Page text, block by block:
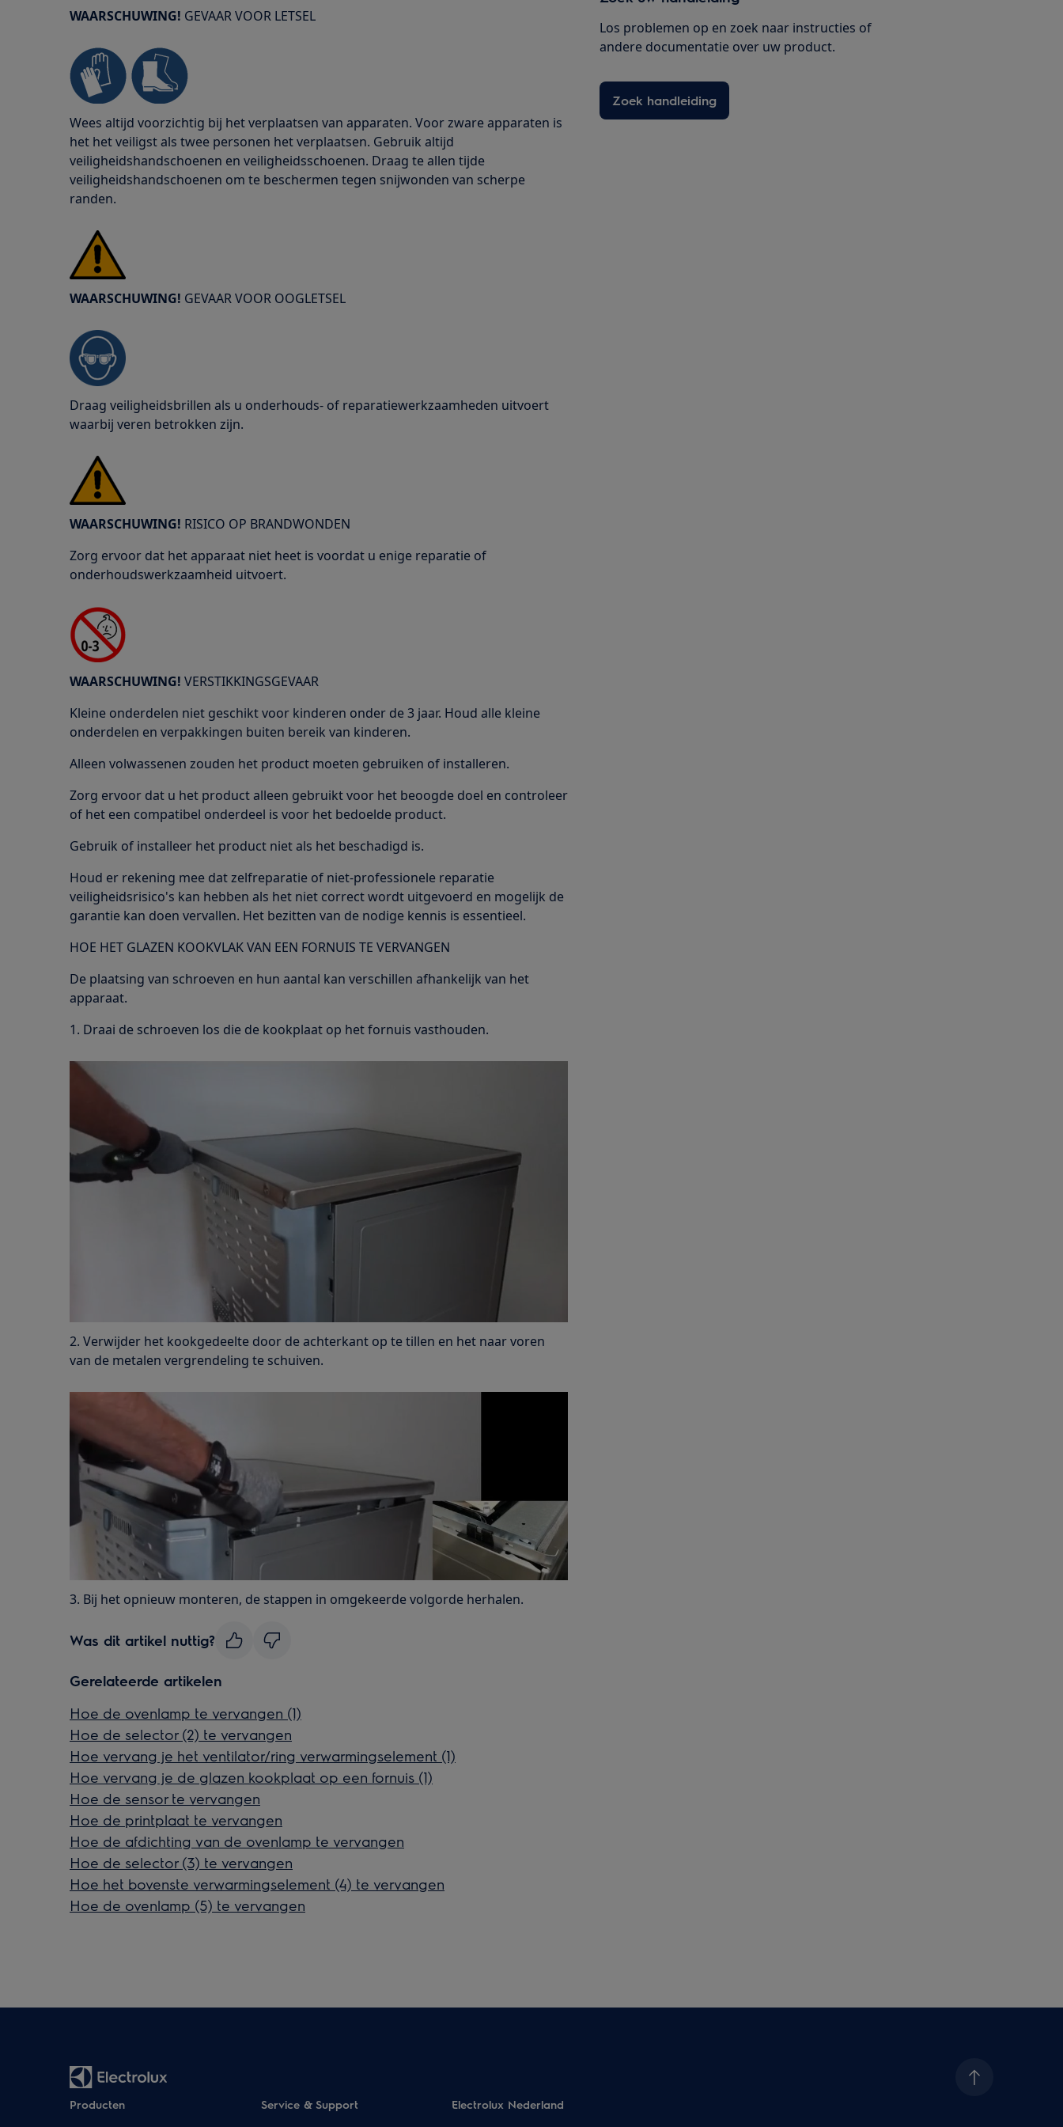
WAARSCHUWING! GEVAAR VOOR LETSEL
Wees altijd voorzichtig bij het verplaatsen van apparaten. Voor zware apparaten is
het het veiligst als twee personen het verplaatsen. Gebruik altijd
veiligheidshandschoenen en veiligheidsschoenen. Draag te allen tijde
veiligheidshandschoenen om te beschermen tegen snijwonden van scherpe
randen.
WAARSCHUWING! GEVAAR VOOR OOGLETSEL
Draag veiligheidsbrillen als u onderhouds- of reparatiewerkzaamheden uitvoert
waarbij veren betrokken zijn.
WAARSCHUWING! RISICO OP BRANDWONDEN
Zorg ervoor dat het apparaat niet heet is voordat u enige reparatie of
onderhoudswerkzaamheid uitvoert.
WAARSCHUWING! VERSTIKKINGSGEVAAR
Kleine onderdelen niet geschikt voor kinderen onder de 3 jaar. Houd alle kleine
onderdelen en verpakkingen buiten bereik van kinderen.
Alleen volwassenen zouden het product moeten gebruiken of installeren.
Zorg ervoor dat u het product alleen gebruikt voor het beoogde doel en controleer
of het een compatibel onderdeel is voor het bedoelde product.
Gebruik of installeer het product niet als het beschadigd is.
Houd er rekening mee dat zelfreparatie of niet-professionele reparatie
veiligheidsrisico's kan hebben als het niet correct wordt uitgevoerd en mogelijk de
garantie kan doen vervallen. Het bezitten van de nodige kennis is essentieel.
HOE HET GLAZEN KOOKVLAK VAN EEN FORNUIS TE VERVANGEN
De plaatsing van schroeven en hun aantal kan verschillen afhankelijk van het
apparaat.
1. Draai de schroeven los die de kookplaat op het fornuis vasthouden.
2. Verwijder het kookgedeelte door de achterkant op te tillen en het naar voren
van de metalen vergrendeling te schuiven.
3. Bij het opnieuw monteren, de stappen in omgekeerde volgorde herhalen.
Was dit artikel nuttig?
Gerelateerde artikelen
Hoe de ovenlamp te vervangen (1)
Hoe de selector (2) te vervangen
Hoe vervang je het ventilator/ring verwarmingselement (1)
Hoe vervang je de glazen kookplaat op een fornuis (1)
Hoe de sensor te vervangen
Hoe de printplaat te vervangen
Hoe de afdichting van de ovenlamp te vervangen
Hoe de selector (3) te vervangen
Hoe het bovenste verwarmingselement (4) te vervangen
Hoe de ovenlamp (5) te vervangen
Los problemen op en zoek naar instructies of
andere documentatie over uw product.
Zoek handleiding
Producten Service & Support Electrolux Nederland